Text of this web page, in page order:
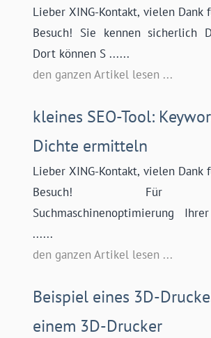
Lieber XING-Kontakt, vielen Dank
Besuch! Sie kennen sicherlich
Dort können S ......
den ganzen Artikel lesen ...
kleines SEO-Tool:
Dichte ermitteln
Lieber XING-Kontakt, vielen Dank
Besuch! Für
Suchmaschinenoptimierung
......
den ganzen Artikel lesen ...
Beispiel eines 3D-
einem 3D-Drucker